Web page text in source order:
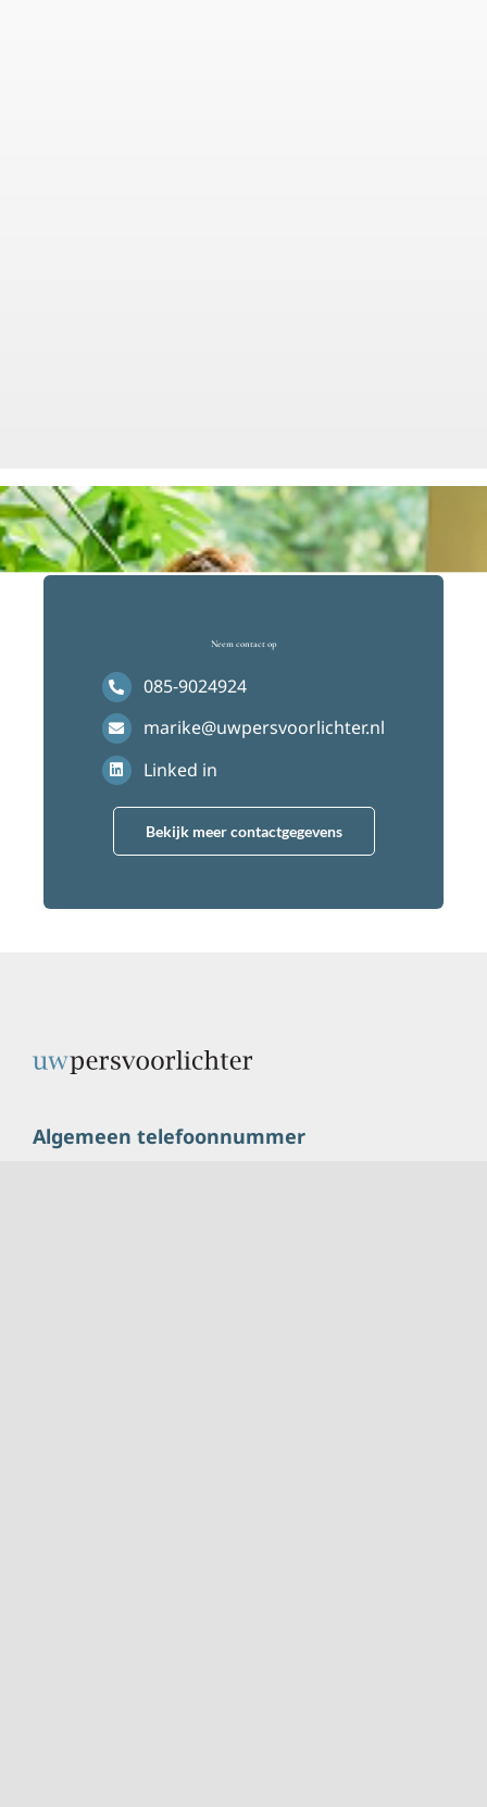
Neem contact op
085-9024924
marike@uwpersvoorlichter.nl
Linked in
Bekijk meer contactgegevens
Algemeen telefoonnummer